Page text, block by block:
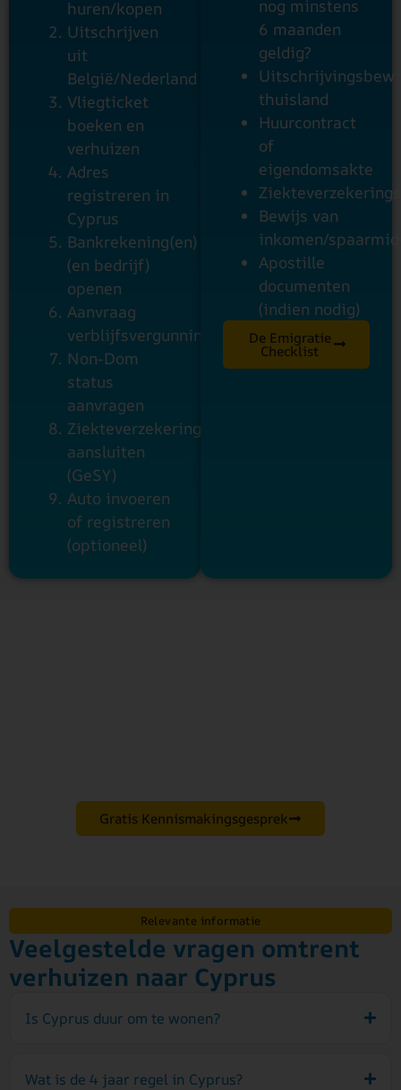
huren/kopen
Uitschrijven
uit
België/Nederland
Vliegticket
boeken en
verhuizen
Adres
registreren in
Cyprus
Bankrekening(en)
(en bedrijf)
openen
Aanvraag
verblijfsvergunning
Non-Dom
status
aanvragen
Ziekteverzekering
aansluiten
(GeSY)
Auto invoeren
of registreren
(optioneel)
nog minstens
6 maanden
geldig?
thuisland
Huurcontract
of
eigendomsakte
Bewijs van
inkomen/
Apostille
documenten
(indien nodig)
De Emigratie
Checklist
Gratis Kennismakingsgesprek
Relevante informatie
Veelgestelde vragen omtrent
verhuizen naar Cyprus
Is Cyprus duur om te wonen?
Wat is de 4 jaar regel in Cyprus?